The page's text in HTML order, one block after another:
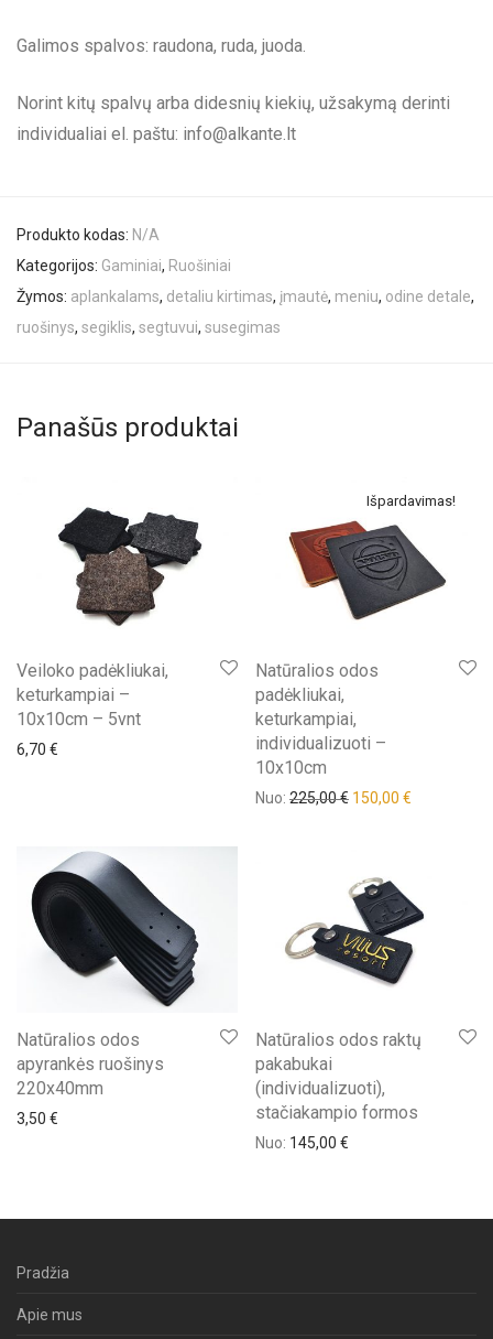
Galimos spalvos: raudona, ruda, juoda.
Norint kitų spalvų arba didesnių kiekių, užsakymą derinti
individualiai el. paštu: info@alkante.lt
Produkto kodas: N/A
Kategorijos: Gaminiai, Ruošiniai
Žymos: aplankalams, detaliu kirtimas, įmautė, meniu, odine detale,
ruošinys, segiklis, segtuvui, susegimas
Panašūs produktai
Veiloko padėkliukai,
keturkampiai –
10x10cm – 5vnt
6,70 €
Išpardavimas!
Natūralios odos
padėkliukai,
keturkampiai,
individualizuoti –
10x10cm
Nuo: 225,00€ 150,00 €
Natūralios odos
apyrankės ruošinys
220x40mm
3,50 €
Natūralios odos raktų
pakabukai
(individualizuoti),
stačiakampio formos
Nuo: 145,00 €
Pradžia
Apie mus